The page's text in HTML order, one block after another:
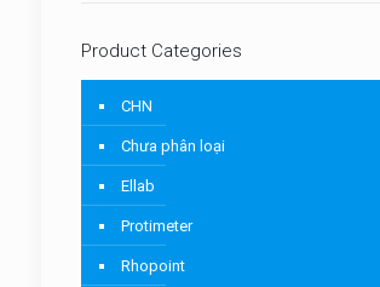
Product Categories
CHN
Chưa phân loại
Ellab
Protimeter
Rhopoint